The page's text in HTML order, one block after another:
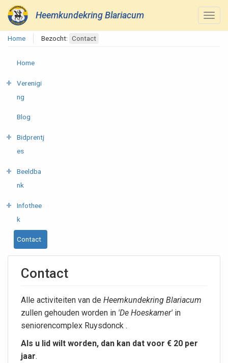
Heemkundekring Blariacum
Home Bezocht: Contact
Home
Verenigi
ng
Blog
Bidprentj
es
Beeldba
nk
Infothee
k
Contact
Contact
Alle activiteiten van de Heemkundekring Blariacum
zullen gehouden worden in 'De Hoeskamer' in
seniorencomplex Ruysdonck .
Als u lid wilt worden, dan kan dat voor € 20 per
jaar.